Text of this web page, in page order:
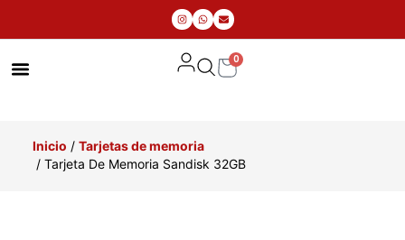
0
Inicio / Tarjetas de memoria
/ Tarjeta De Memoria Sandisk 32GB